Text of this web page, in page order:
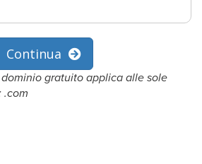
Continua
gratuito applica alle sole
.com